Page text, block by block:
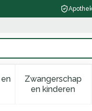
verzorging en
voor Dieet,
Zwangerschap
en kinderen
Toon